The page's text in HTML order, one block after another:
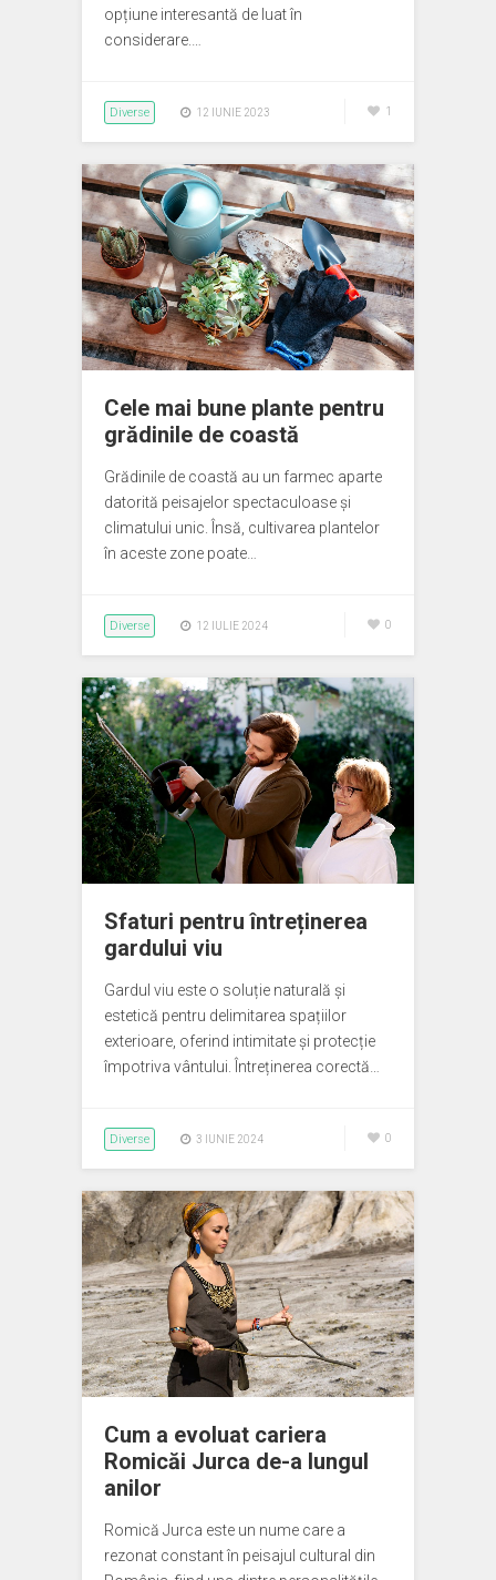
opțiune interesantă de luat în
considerare.…
Diverse 12 IUNIE 2023 1
Cele mai bune plante pentru
grădinile de coastă
Grădinile de coastă au un farmec aparte
datorită peisajelor spectaculoase și
climatului unic. Însă, cultivarea plantelor
în aceste zone poate…
Diverse 12 IULIE 2024 0
Sfaturi pentru întreținerea
gardului viu
Gardul viu este o soluție naturală și
estetică pentru delimitarea spațiilor
exterioare, oferind intimitate și protecție
împotriva vântului. Întreținerea corectă…
Diverse 3 IUNIE 2024 0
Cum a evoluat cariera
Romicăi Jurca de-a lungul
anilor
Romică Jurca este un nume care a
rezonat constant în peisajul cultural din